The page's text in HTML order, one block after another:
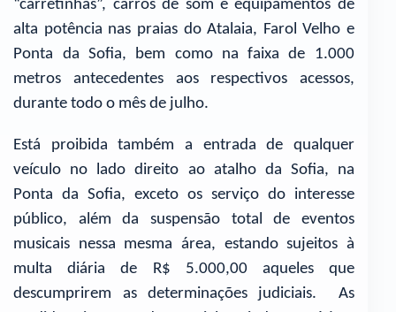
“carretinhas”, carros de som e equipamentos de
alta potência nas praias do Atalaia, Farol Velho e
Ponta da Sofia, bem como na faixa de 1.000
metros antecedentes aos respectivos acessos,
durante todo o mês de julho.
Está proibida também a entrada de qualquer
veículo no lado direito ao atalho da Sofia, na
Ponta da Sofia, exceto os serviço do interesse
público, além da suspensão total de eventos
musicais nessa mesma área, estando sujeitos à
multa diária de R$ 5.000,00 aqueles que
descumprirem as determinações judiciais. As